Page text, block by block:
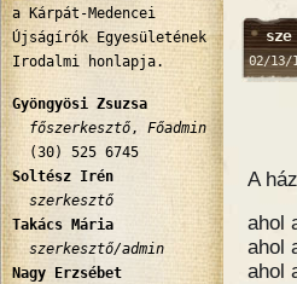
a Kárpát-Medencei
Újságírók Egyesületének
Irodalmi honlapja.
Gyöngyösi Zsuzsa
főszerkesztő ,
Főadmin
(30) 525 6745
Soltész Irén
szerkesztő
Takács Mária
szerkesztő/admin
Nagy Erzsébet
sze
02/13/
A
ahol
ahol
ahol